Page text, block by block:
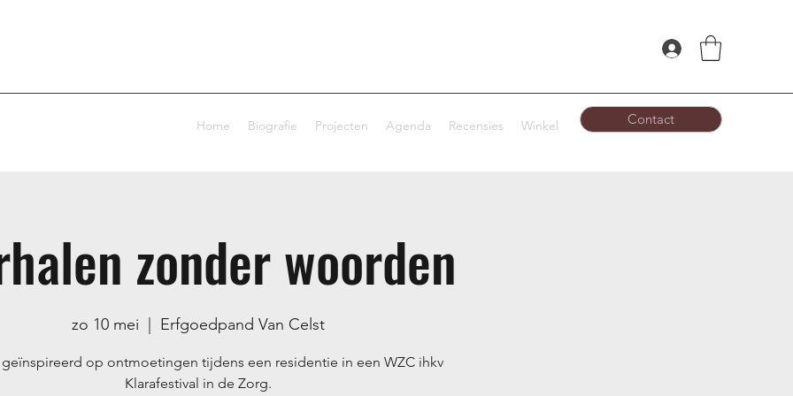
Home Biografie Projecten Agenda Recensies Winkel Contact
zonder woorden
zo 10 mei
  |
Erfgoedpand Van Celst
op ontmoetingen tijdens een residentie in een WZC ihkv
Klarafestival in de Zorg.